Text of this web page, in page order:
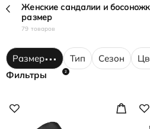
Женские сандалии и
размер
79 товаров
Размер Тип Сезон
2
Фильтры